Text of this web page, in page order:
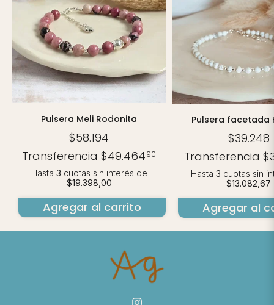
Pulsera Meli Rodonita
$58.194
Transferencia$49.46490
Hasta 3 cuotas sin interés de
$19.398,00
Agregar al carrito
Pulsera facetada
$39.248
Transferencia
Hasta 3 cuotas sin
$13.082,67
Agregar al